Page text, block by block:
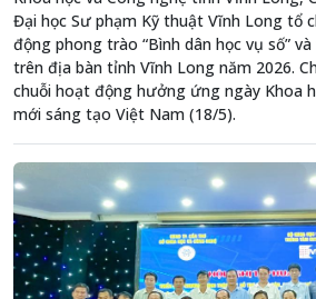
Đại học Sư phạm Kỹ thuật Vĩnh Long tổ
động phong trào “Bình dân học vụ số” và
trên địa bàn tỉnh Vĩnh Long năm 2026.
chuỗi hoạt động hưởng ứng ngày Khoa
mới sáng tạo Việt Nam (18/5).